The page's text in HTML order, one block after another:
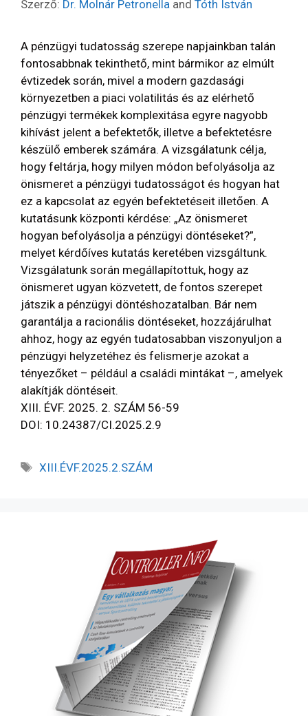
Szerző: Dr. Molnár Petronella and Tóth István
A pénzügyi tudatosság szerepe napjainkban talán
fontosabbnak tekinthető, mint bármikor az elmúlt
évtizedek során, mivel a modern gazdasági
környezetben a piaci volatilitás és az elérhető
pénzügyi termékek komplexitása egyre nagyobb
kihívást jelent a befektetők, illetve a befektetésre
készülő emberek számára. A vizsgálatunk célja,
hogy feltárja, hogy milyen módon befolyásolja az
önismeret a pénzügyi tudatosságot és hogyan hat
ez a kapcsolat az egyén befektetéseit illetően. A
kutatásunk központi kérdése: „Az önismeret
hogyan befolyásolja a pénzügyi döntéseket?”,
melyet kérdőíves kutatás keretében vizsgáltunk.
Vizsgálatunk során megállapítottuk, hogy az
önismeret ugyan közvetett, de fontos szerepet
játszik a pénzügyi döntéshozatalban. Bár nem
garantálja a racionális döntéseket, hozzájárulhat
ahhoz, hogy az egyén tudatosabban viszonyuljon a
pénzügyi helyzetéhez és felismerje azokat a
tényezőket – például a családi mintákat –, amelyek
alakítják döntéseit.
XIII. ÉVF. 2025. 2. SZÁM 56-59
DOI: 10.24387/CI.2025.2.9
XIII.ÉVF.2025.2.SZÁM